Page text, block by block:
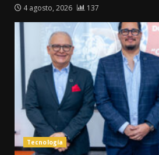
4 agosto, 2026 137
Tecnología